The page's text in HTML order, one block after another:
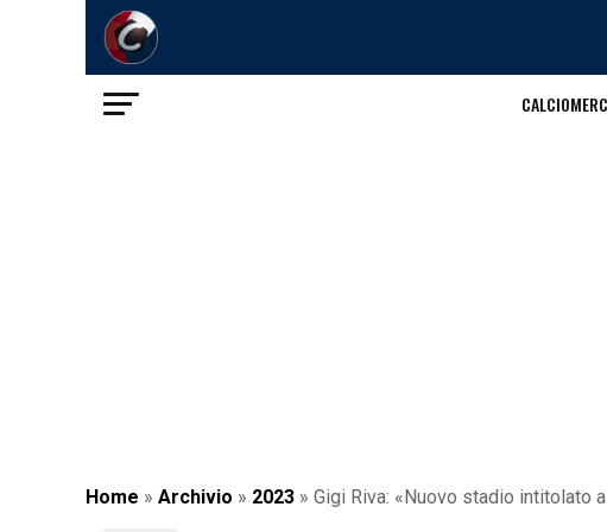
Home » Archivio » 2023 » Gigi Riva: «Nuovo stadio intitolato